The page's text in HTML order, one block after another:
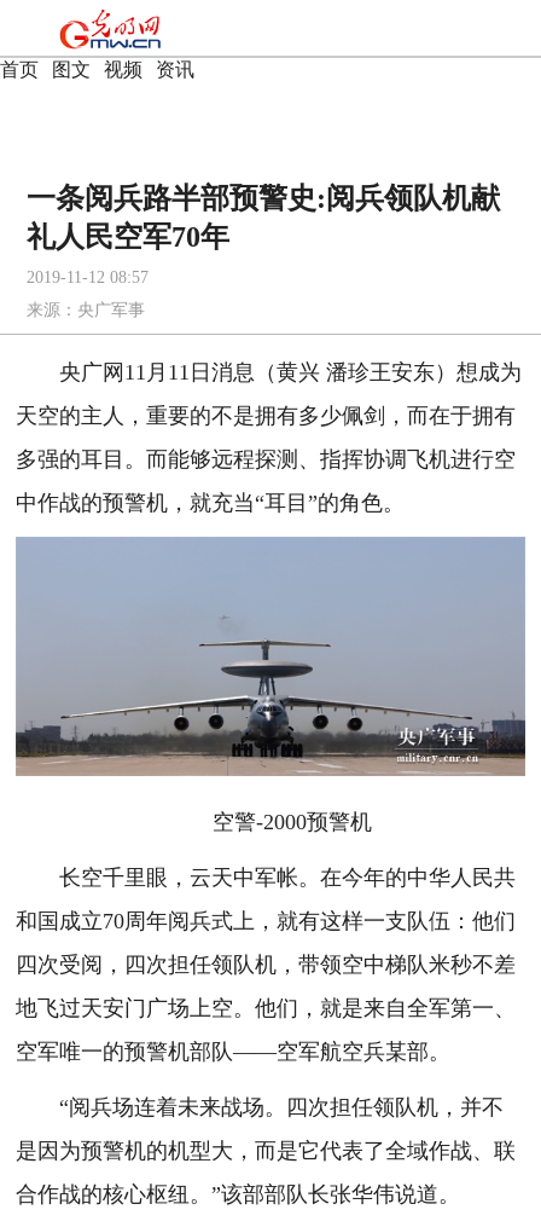
首页 图文 视频 资讯
一条阅兵路半部预警史:阅兵领队机献
礼人民空军70年
2019-11-12 08:57
来源： 央广军事
央广网11月11日消息（黄兴 潘珍王安东）想成为
天空的主人，重要的不是拥有多少佩剑，而在于拥有
多强的耳目。而能够远程探测、指挥协调飞机进行空
中作战的预警机，就充当“耳目”的角色。
空警-2000预警机
长空千里眼，云天中军帐。在今年的中华人民共
和国成立70周年阅兵式上，就有这样一支队伍：他们
四次受阅，四次担任领队机，带领空中梯队米秒不差
地飞过天安门广场上空。他们，就是来自全军第一、
空军唯一的预警机部队——空军航空兵某部。
“阅兵场连着未来战场。四次担任领队机，并不
是因为预警机的机型大，而是它代表了全域作战、联
合作战的核心枢纽。”该部部队长张华伟说道。